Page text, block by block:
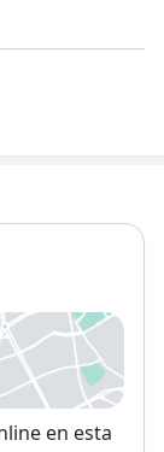
nueva
en esta